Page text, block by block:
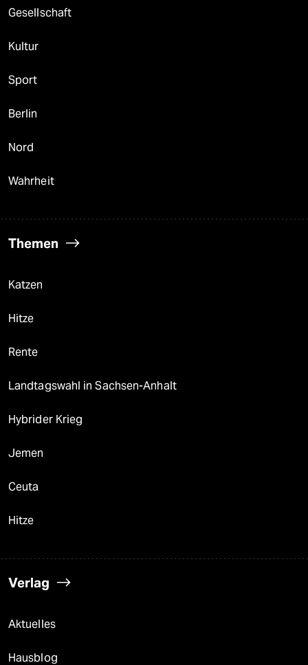
Gesellschaft
Kultur
Sport
Berlin
Nord
Wahrheit
Themen
Katzen
Hitze
Rente
Landtagswahl in Sachsen-Anhalt
Hybrider Krieg
Jemen
Ceuta
Hitze
Verlag
Aktuelles
Hausblog